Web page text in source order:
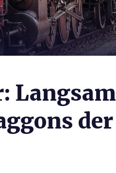
Langsam
der